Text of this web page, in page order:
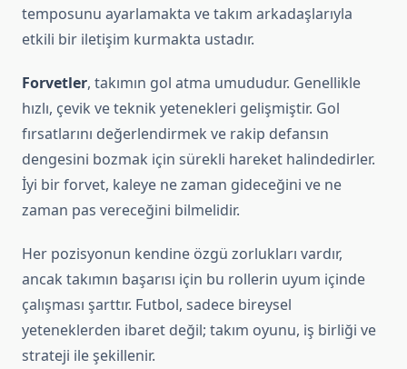
temposunu ayarlamakta ve takım arkadaşlarıyla
etkili bir iletişim kurmakta ustadır.
Forvetler, takımın gol atma umududur. Genellikle
hızlı, çevik ve teknik yetenekleri gelişmiştir. Gol
fırsatlarını değerlendirmek ve rakip defansın
dengesini bozmak için sürekli hareket halindedirler.
İyi bir forvet, kaleye ne zaman gideceğini ve ne
zaman pas vereceğini bilmelidir.
Her pozisyonun kendine özgü zorlukları vardır,
ancak takımın başarısı için bu rollerin uyum içinde
çalışması şarttır. Futbol, sadece bireysel
yeteneklerden ibaret değil; takım oyunu, iş birliği ve
strateji ile şekillenir.